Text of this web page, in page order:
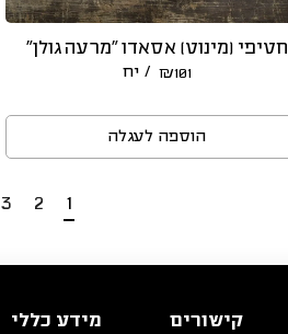
חטיפי (מינוט) אסאדו “מרעה גולן”
₪101 / יח
הוספה לעגלה
1
2
3
קישורים
מידע כללי